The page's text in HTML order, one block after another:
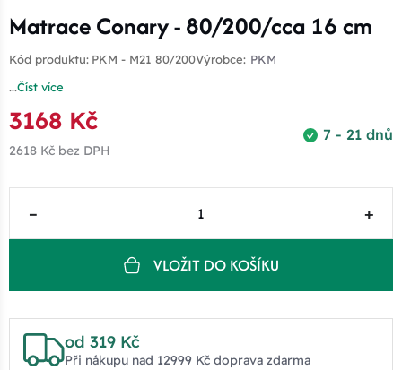
Matrace Conary - 80/200/cca 16 cm
Kód produktu: PKM - M21 80/200Výrobce: PKM
...Číst více
7 - 21 dnů
3168 Kč
2618 Kč bez DPH
– +
VLOŽIT DO KOŠÍKU
od 319 Kč
Při nákupu nad 12999 Kč doprava zdarma